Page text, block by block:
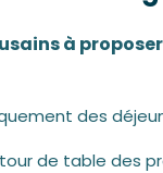
à
des
de table